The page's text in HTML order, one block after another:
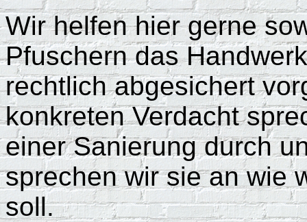
Wir helfen hier gerne
Pfuschern das
rechtlich abgesichert
konkreten Verdacht
einer Sanierung durch
sprechen wir sie an wie
soll.